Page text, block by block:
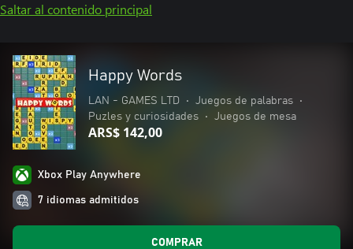
Saltar al contenido principal
Happy Words
LAN - GAMES LTD • Juegos de palabras
•
Puzles y curiosidades
• Juegos de mesa
ARS$ 142,00
Xbox Play Anywhere
7 idiomas admitidos
COMPRAR